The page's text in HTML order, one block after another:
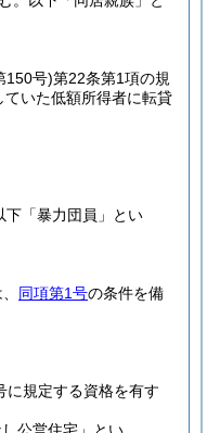
150号)第22条第1項の規
いた低額所得者に転貸
下「暴力団員」とい
同項第1号の条件を備
に規定する資格を有す